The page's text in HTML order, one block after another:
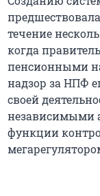
течение
когда
пенсионными
надзор за НПФ
своей
независимыми
функции